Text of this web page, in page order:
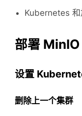
Kubernetes 和
部署
设置
删除上一个集群